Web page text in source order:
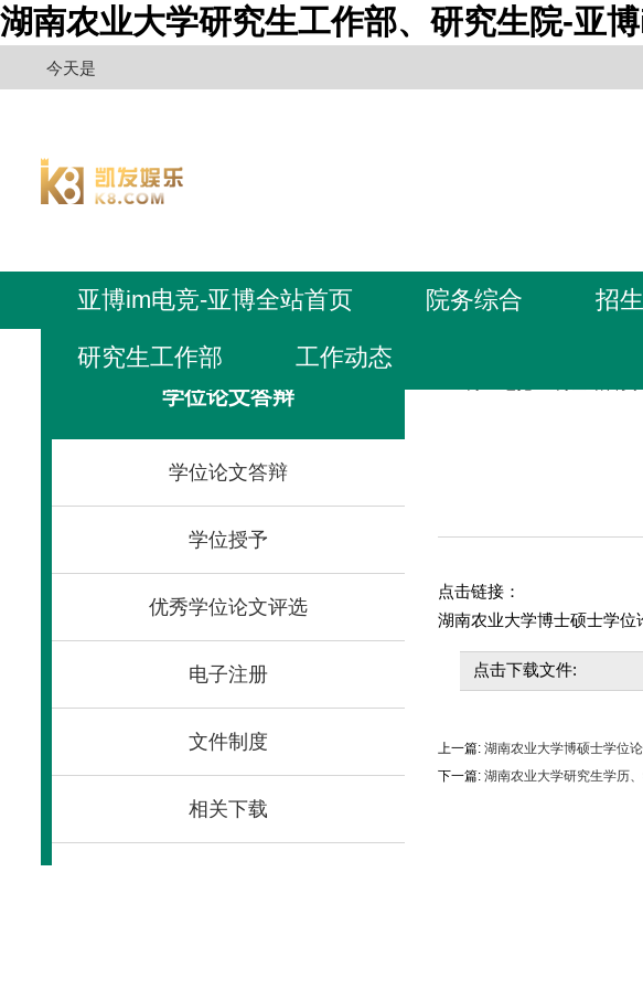
湖南农业大学研究生工作部、研究生院-亚
今天是
亚博im电竞-亚博全站首页 院务综合 招
研究生工作部 工作动态
学位论文答辩
学位论文答辩
学位授予
优秀学位论文评选
电子注册
文件制度
相关下载
点击链接：
湖南农业大学博士硕士学
点击下载文件:
上一篇: 湖南农业大学博硕士学位
下一篇: 湖南农业大学研究生学历